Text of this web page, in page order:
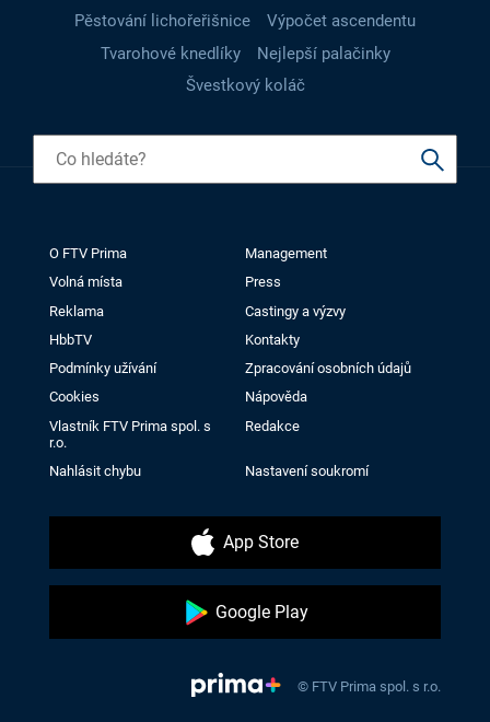
Pěstování lichořeřišnice
Výpočet ascendentu
Tvarohové knedlíky
Nejlepší palačinky
Švestkový koláč
O FTV Prima
Management
Volná místa
Press
Reklama
Castingy a výzvy
HbbTV
Kontakty
Podmínky užívání
Zpracování osobních údajů
Cookies
Nápověda
Vlastník FTV Prima spol. s
r.o.
Redakce
Nahlásit chybu Nastavení soukromí
App Store
Google Play
© FTV Prima spol. s r.o.